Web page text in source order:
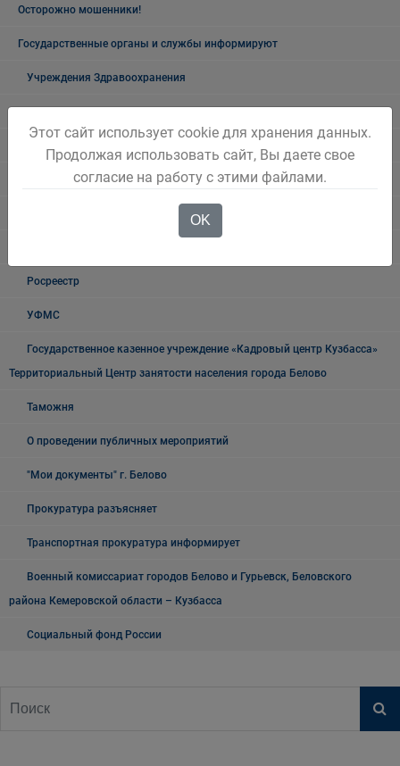
Осторожно мошенники!
Государственные органы и службы информируют
Учреждения Здравоохранения
Росреестр
УФМС
Государственное казенное учреждение «Кадровый центр Кузбасса»
Территориальный Центр занятости населения города Белово
Таможня
О проведении публичных мероприятий
"Мои документы" г. Белово
Прокуратура разъясняет
Транспортная прокуратура информирует
Военный комиссариат городов Белово и Гурьевск, Беловского
района Кемеровской области – Кузбасса
Социальный фонд России
Этот сайт использует cookie для хранения данных.
Продолжая использовать сайт, Вы даете свое
согласие на работу с этими файлами.
OK